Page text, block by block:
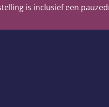
is inclusief een